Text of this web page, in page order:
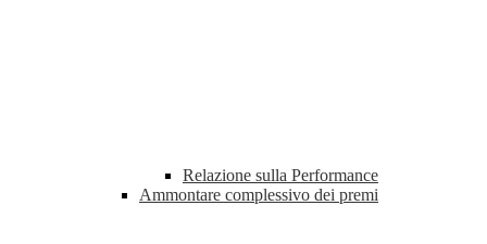
Relazione sulla Performance
Ammontare complessivo dei premi